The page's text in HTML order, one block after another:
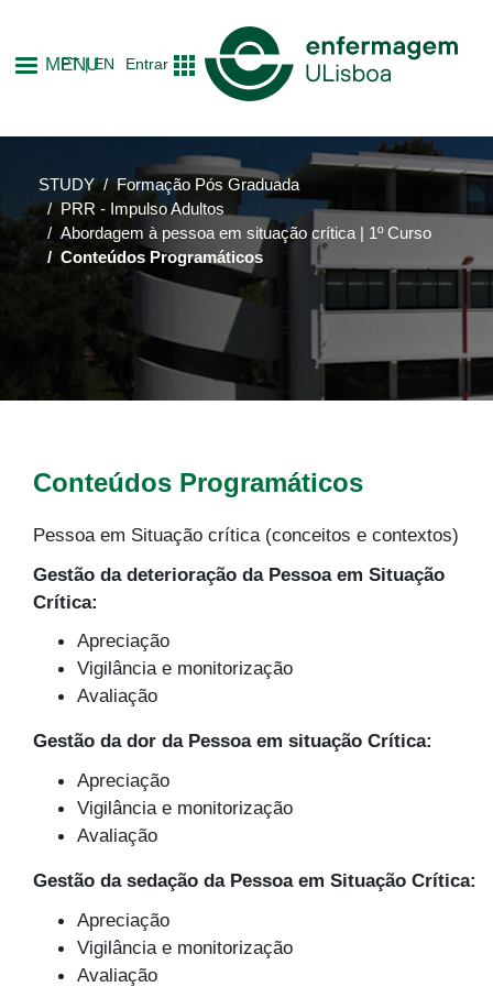
to
main
content
MENU
PT EN Entrar
STUDY
Formação Pós Graduada
PRR - Impulso Adultos
Abordagem à pessoa em situação crítica | 1º Curso
Conteúdos Programáticos
Conteúdos Programáticos
Pessoa em Situação crítica (conceitos e contextos)
Gestão da deterioração da Pessoa em Situação
Crítica:
Apreciação
Vigilância e monitorização
Avaliação
Gestão da dor da Pessoa em situação Crítica:
Apreciação
Vigilância e monitorização
Avaliação
Gestão da sedação da Pessoa em Situação Crítica:
Apreciação
Vigilância e monitorização
Avaliação